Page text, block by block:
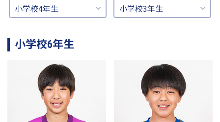
小学校4年生 小学校3年生
小学校6年生